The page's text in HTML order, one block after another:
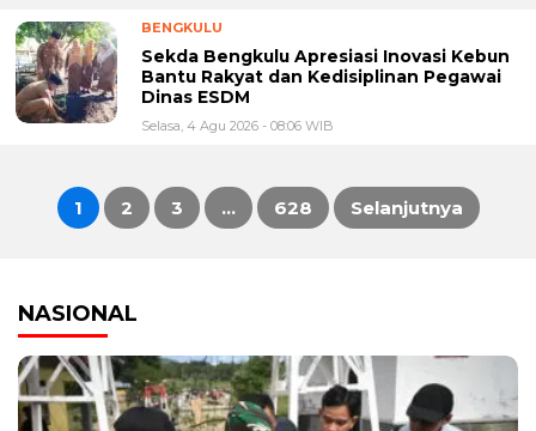
BENGKULU
Sekda Bengkulu Apresiasi Inovasi Kebun
Bantu Rakyat dan Kedisiplinan Pegawai
Dinas ESDM
Selasa, 4 Agu 2026 - 08:06 WIB
Paginasi
pos
1 2 3 … 628 Selanjutnya
NASIONAL